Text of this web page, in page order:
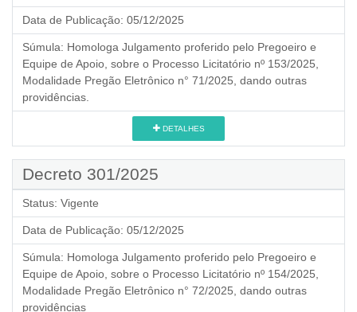
Data de Publicação: 05/12/2025
Súmula: Homologa Julgamento proferido pelo Pregoeiro e
Equipe de Apoio, sobre o Processo Licitatório nº 153/2025,
Modalidade Pregão Eletrônico n° 71/2025, dando outras
providências.
DETALHES
Decreto 301/2025
Status: Vigente
Data de Publicação: 05/12/2025
Súmula: Homologa Julgamento proferido pelo Pregoeiro e
Equipe de Apoio, sobre o Processo Licitatório nº 154/2025,
Modalidade Pregão Eletrônico n° 72/2025, dando outras
providências